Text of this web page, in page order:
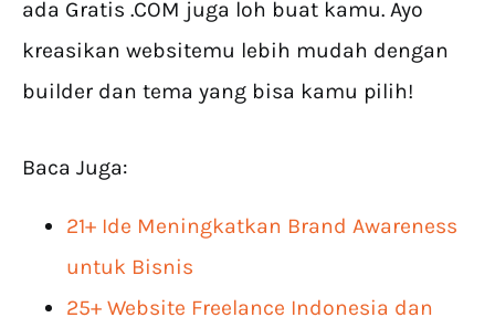
ada Gratis .COM juga loh buat kamu. Ayo
kreasikan websitemu lebih mudah dengan
builder dan tema yang bisa kamu pilih!
Baca Juga:
21+ Ide Meningkatkan Brand Awareness
untuk Bisnis
25+ Website Freelance Indonesia dan